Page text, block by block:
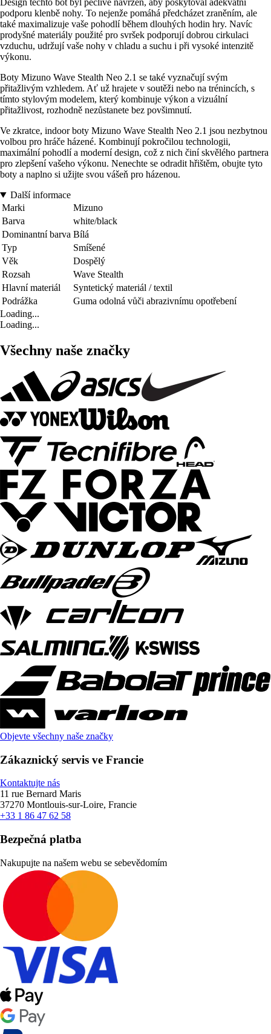
Design těchto bot byl pečlivě navržen, aby poskytoval adekvátní
podporu klenbě nohy. To nejenže pomáhá předcházet zraněním, ale
také maximalizuje vaše pohodlí během dlouhých hodin hry. Navíc
prodyšné materiály použité pro svršek podporují dobrou cirkulaci
vzduchu, udržují vaše nohy v chladu a suchu i při vysoké intenzitě
výkonu.
Boty Mizuno Wave Stealth Neo 2.1 se také vyznačují svým
přitažlivým vzhledem. Ať už hrajete v soutěži nebo na trénincích, s
tímto stylovým modelem, který kombinuje výkon a vizuální
přitažlivost, rozhodně nezůstanete bez povšimnutí.
Ve zkratce, indoor boty Mizuno Wave Stealth Neo 2.1 jsou nezbytnou
volbou pro hráče házené. Kombinují pokročilou technologii,
maximální pohodlí a moderní design, což z nich činí skvělého partnera
pro zlepšení vašeho výkonu. Nenechte se odradit hřištěm, obujte tyto
boty a naplno si užijte svou vášeň pro házenou.
Další informace
Marki
Mizuno
Barva
white/black
Dominantní barva Bílá
Typ
Smíšené
Věk
Dospělý
Rozsah
Wave Stealth
Hlavní materiál
Syntetický materiál / textil
Podrážka
Guma odolná vůči abrazivnímu opotřebení
Loading...
Loading...
Všechny naše značky
Objevte všechny naše značky
Zákaznický servis ve Francie
Kontaktujte nás
11 rue Bernard Maris
37270 Montlouis-sur-Loire, Francie
+33 1 86 47 62 58
Bezpečná platba
Nakupujte na našem webu se sebevědomím